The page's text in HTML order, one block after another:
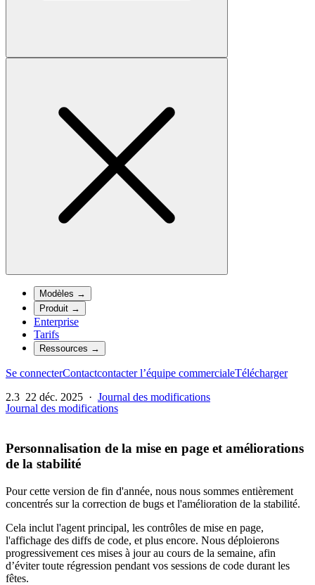
Modèles →
Produit →
Enterprise
Tarifs
Ressources →
Se connecterContactcontacter l’équipe commercialeTélécharger
2.3 22 déc. 2025 · Journal des modifications
Journal des modifications
Personnalisation de la mise en page et améliorations
de la stabilité
Pour cette version de fin d'année, nous nous sommes entièrement
concentrés sur la correction de bugs et l'amélioration de la stabilité.
Cela inclut l'agent principal, les contrôles de mise en page,
l'affichage des diffs de code, et plus encore. Nous déploierons
progressivement ces mises à jour au cours de la semaine, afin
d’éviter toute régression pendant vos sessions de code durant les
fêtes.